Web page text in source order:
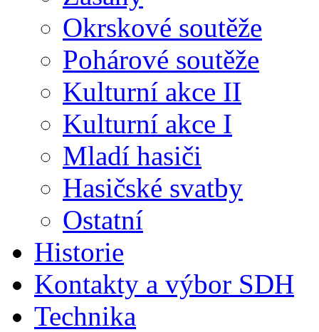
Okrskové soutěže
Pohárové soutěže
Kulturní akce II
Kulturní akce I
Mladí hasiči
Hasičské svatby
Ostatní
Historie
Kontakty a výbor SDH
Technika